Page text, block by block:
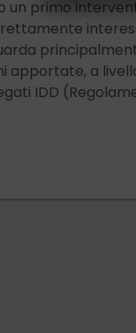
primo
apportate, a
IDD